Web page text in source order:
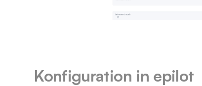
Konfiguration in epilot